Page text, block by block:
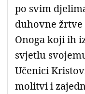
po svim
duhovne
Onoga koji ih
svjetlu
Učenici
molitvi i